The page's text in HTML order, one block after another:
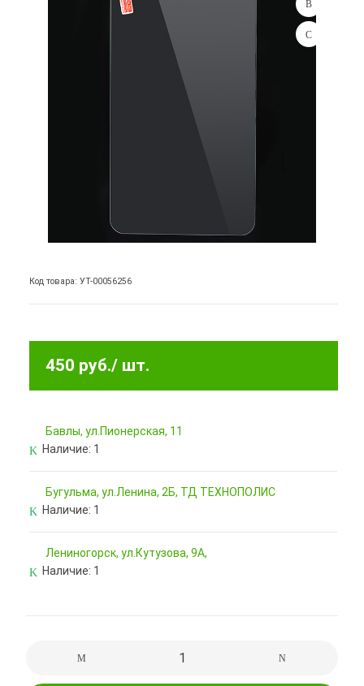
Код товара: УТ-00056256
450 руб./ шт.
Бавлы, ул.Пионерская, 11
Наличие: 1
Бугульма, ул.Ленина, 2Б, ТД ТЕХНОПОЛИС
Наличие: 1
Лениногорск, ул.Кутузова, 9А,
Наличие: 1